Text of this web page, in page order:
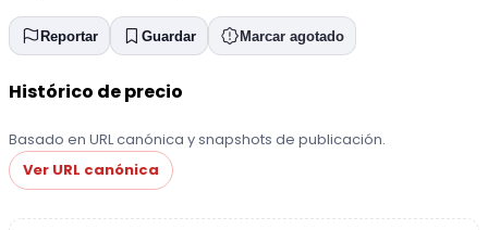
Reportar Guardar Marcar agotado
Histórico de precio
Basado en URL canónica y snapshots de publicación.
Ver URL canónica